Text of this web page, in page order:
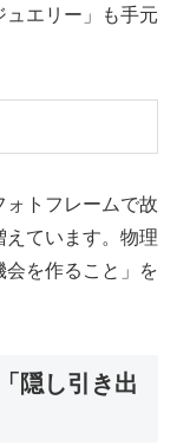
エリー」も手元
ォトフレームで故
えています。物理
会を作ること」を
隠し引き出